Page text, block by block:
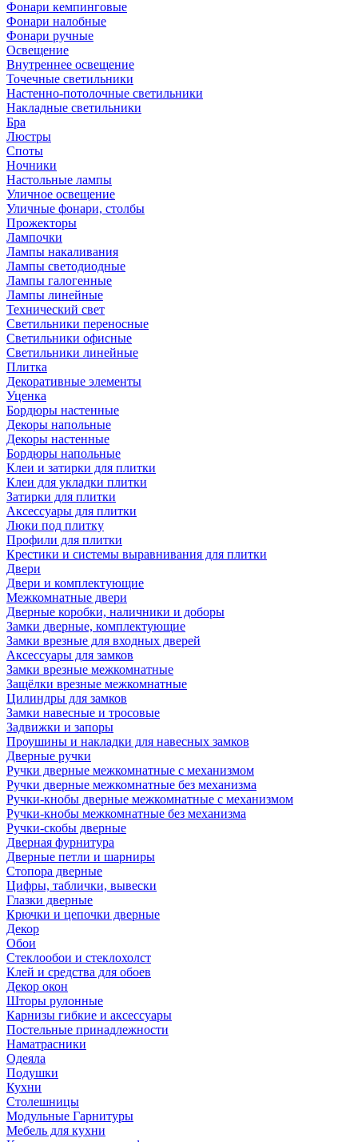
Фонари кемпинговые
Фонари налобные
Фонари ручные
Освещение
Внутреннее освещение
Точечные светильники
Настенно-потолочные светильники
Накладные светильники
Бра
Люстры
Споты
Ночники
Настольные лампы
Уличное освещение
Уличные фонари, столбы
Прожекторы
Лампочки
Лампы накаливания
Лампы светодиодные
Лампы галогенные
Лампы линейные
Технический свет
Светильники переносные
Светильники офисные
Светильники линейные
Плитка
Декоративные элементы
Уценка
Бордюры настенные
Декоры напольные
Декоры настенные
Бордюры напольные
Клеи и затирки для плитки
Клеи для укладки плитки
Затирки для плитки
Аксессуары для плитки
Люки под плитку
Профили для плитки
Крестики и системы выравнивания для плитки
Двери
Двери и комплектующие
Межкомнатные двери
Дверные коробки, наличники и доборы
Замки дверные, комплектующие
Замки врезные для входных дверей
Аксессуары для замков
Замки врезные межкомнатные
Защёлки врезные межкомнатные
Цилиндры для замков
Замки навесные и тросовые
Задвижки и запоры
Проушины и накладки для навесных замков
Дверные ручки
Ручки дверные межкомнатные с механизмом
Ручки дверные межкомнатные без механизма
Ручки-кнобы дверные межкомнатные с механизмом
Ручки-кнобы межкомнатные без механизма
Ручки-скобы дверные
Дверная фурнитура
Дверные петли и шарниры
Стопора дверные
Цифры, таблички, вывески
Глазки дверные
Крючки и цепочки дверные
Декор
Обои
Стеклообои и стеклохолст
Клей и средства для обоев
Декор окон
Шторы рулонные
Карнизы гибкие и аксессуары
Постельные принадлежности
Наматрасники
Одеяла
Подушки
Кухни
Столешницы
Модульные Гарнитуры
Мебель для кухни